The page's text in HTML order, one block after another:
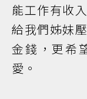
能工作有收
給我們姊妹
金錢，更希
愛。